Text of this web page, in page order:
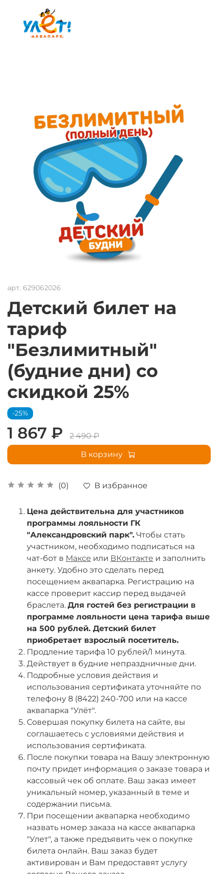
арт. 629062026
Детский билет на
тариф
"Безлимитный"
(будние дни) со
скидкой 25%
(0) В избранное
-25%
1 867 ₽
2 490 ₽
В корзину
Цена действительна для участников
программы лояльности ГК
"Александровский парк". Чтобы стать
участником, необходимо подписаться на
чат-бот в Максе или ВКонтакте и заполнить
анкету. Удобно это сделать перед
посещением аквапарка. Регистрацию на
кассе проверит кассир перед выдачей
браслета. Для гостей без регистрации в
программе лояльности цена тарифа выше
на 500 рублей. Детский билет
приобретает взрослый посетитель.
Продление тарифа 10 рублей/1 минута.
Действует в будние непраздничные дни.
Подробные условия действия и
использования сертификата уточняйте по
телефону 8 (8422) 240-700 или на кассе
аквапарка "Улёт".
Совершая покупку билета на сайте, вы
соглашаетесь с условиями действия и
использования сертификата.
После покупки товара на Вашу электронную
почту придет информация о заказе товара и
кассовый чек об оплате. Ваш заказ имеет
уникальный номер, указанный в теме и
содержании письма.
При посещении аквапарка необходимо
назвать номер заказа на кассе аквапарка
"Улет", а также предъявить чек о покупке
билета онлайн. Ваш заказ будет
активирован и Вам предоставят услугу